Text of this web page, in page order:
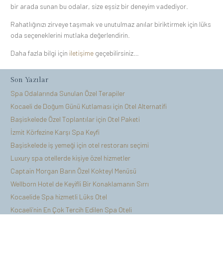
bir arada sunan bu odalar, size eşsiz bir deneyim vadediyor.
Rahatlığınızı zirveye taşımak ve unutulmaz anılar biriktirmek için lüks
oda seçeneklerini mutlaka değerlendirin.
Daha fazla bilgi için iletişime geçebilirsiniz…
Son Yazılar
Spa Odalarında Sunulan Özel Terapiler
Kocaeli de Doğum Günü Kutlaması için Otel Alternatifi
Başiskelede Özel Toplantılar için Otel Paketi
İzmit Körfezine Karşı Spa Keyfi
Başiskelede iş yemeği için otel restoranı seçimi
Luxury spa otellerde kişiye özel hizmetler
Captain Morgan Barın Özel Kokteyl Menüsü
Wellborn Hotel de Keyifli Bir Konaklamanın Sırrı
Kocaelide Spa hizmetli Lüks Otel
Kocaeli’nin En Çok Tercih Edilen Spa Oteli